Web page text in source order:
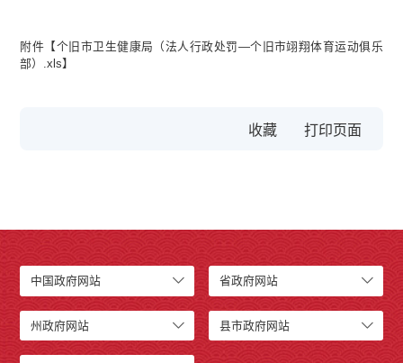
附件【个旧市卫生健康局（法人行政处罚—个旧市翊翔体育运动俱乐
部）.xls】
收藏
中国政府网站 省政府网站
州政府网站 县市政府网站